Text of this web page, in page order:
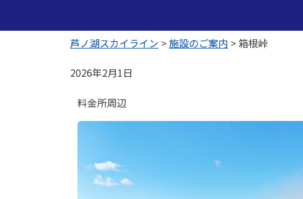
芦ノ湖スカイライン >施設のご案内 >箱根峠
2026年2月1日
料金所周辺